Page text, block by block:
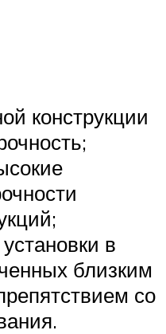
конструкции
в
близким
со